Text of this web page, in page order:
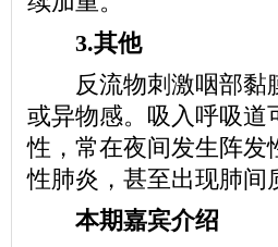
3.其他
反流物刺激咽部黏
或异物感。吸入呼吸道
性，常在夜间发生阵发
性肺炎，甚至出现肺间
本期嘉宾介绍